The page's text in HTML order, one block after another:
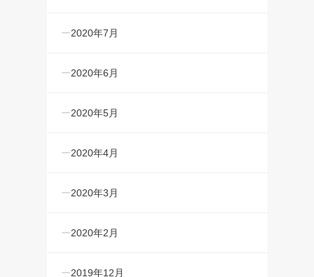
2020年7月
2020年6月
2020年5月
2020年4月
2020年3月
2020年2月
2019年12月